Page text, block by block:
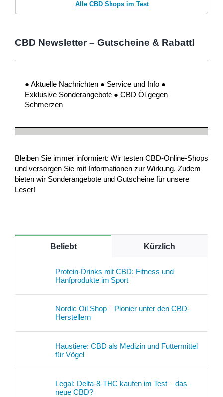
Alle CBD Shops im Test
CBD Newsletter – Gutscheine & Rabatt!
● Aktuelle Nachrichten ● Service und Info ●
Exklusive Sonderangebote ● CBD Öl gegen
Schmerzen
Bleiben Sie immer informiert: Wir testen CBD-Online-Shops
und versorgen Sie mit Informationen zur Wirkung. Zudem
bieten wir Sonderangebote und Gutscheine für unsere
Leser!
Beliebt Kürzlich
Protein-Drinks mit CBD: Fitness und
Hanfprodukte im Sport
Nordic Oil Shop – Pionier unter den CBD-
Herstellern
Haustiere: CBD als Medizin und Futtermittel
für Vögel
Legal: Delta-8-THC kaufen im Test – das
neue CBD?